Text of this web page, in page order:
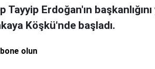
Tayyip Erdoğan'ın
Köşkü'nde başladı.
olun